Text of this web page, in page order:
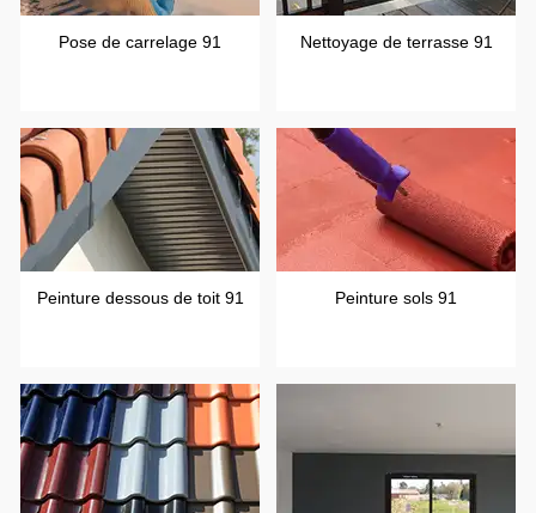
Pose de carrelage 91 Nettoyage de terrasse 91
Peinture dessous de toit 91 Peinture sols 91